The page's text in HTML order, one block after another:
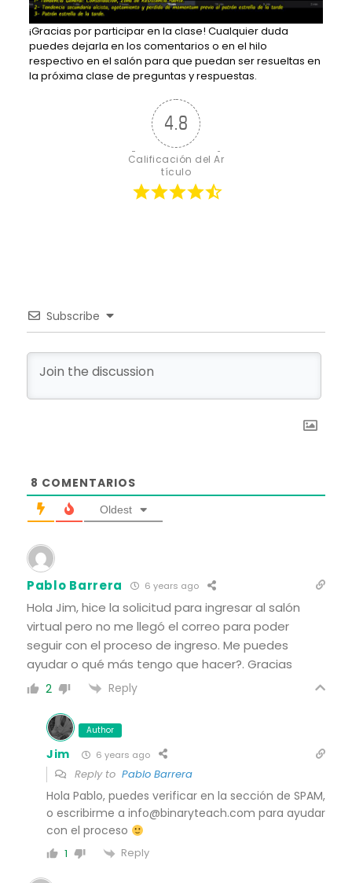
¡Gracias por participar en la clase! Cualquier duda
puedes dejarla en los comentarios o en el hilo
respectivo en el salón para que puedan ser resueltas en
la próxima clase de preguntas y respuestas.
4.8
Calificación del Ar
tículo
Subscribe
8 COMENTARIOS
Oldest
Pablo Barrera 6 years ago
Hola Jim, hice la solicitud para ingresar al salón
virtual pero no me llegó el correo para poder
seguir con el proceso de ingreso. Me puedes
ayudar o qué más tengo que hacer?. Gracias
2 Reply
Author
Jim 6 years ago
Reply to Pablo Barrera
Hola Pablo, puedes verificar en la sección de SPAM,
o escribirme a info@binaryteach.com para ayudar
con el proceso
1 Reply